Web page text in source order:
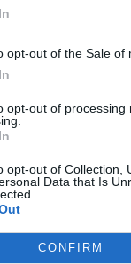
opt-out of the Sale of
opt-out of
opt-out of Collection,
Data that Is
CONFIRM
ztrátou necelých
se držela v
si přivezla i do